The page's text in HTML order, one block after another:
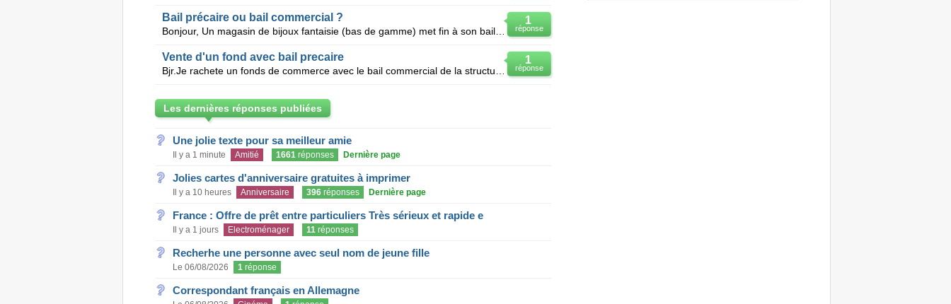
1
réponse
Bail précaire ou bail commercial ?
Bonjour, Un magasin de bijoux fantaisie (bas de gamme) met fin à son bail au bout de 6 ans d'act
1
réponse
Vente d'un fond avec bail precaire
Les dernières réponses publiées
Une jolie texte pour sa meilleur amie
Il y a 1 minute Amitié 1661réponses Dernière page
Jolies cartes d'anniversaire gratuites à imprimer
Il y a 10 heures Anniversaire 396réponses Dernière page
France : Offre de prêt entre particuliers Très sérieux et rapide e
Il y a 1 jours Electroménager 11réponses
Recherhe une personne avec seul nom de jeune fille
Le 06/08/2026 1réponse
Correspondant français en Allemagne